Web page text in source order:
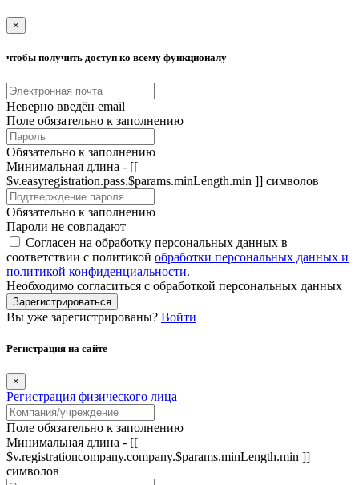
×
чтобы получить доступ ко всему функционалу
Неверно введён email
Поле обязательно к заполнению
Обязательно к заполнению
Минимальная длина - [[
$v.easyregistration.pass.$params.minLength.min ]] символов
Обязательно к заполнению
Пароли не совпадают
Согласен на обработку персональных данных в
соответствии с политикой обработки персональных данных и
политикой конфиденциальности.
Необходимо согласиться с обработкой персональных данных
Зарегистрироваться
Вы уже зарегистрированы? Войти
Регистрация на сайте
×
Регистрация физического лица
Поле обязательно к заполнению
Минимальная длина - [[
$v.registrationcompany.company.$params.minLength.min ]]
символов